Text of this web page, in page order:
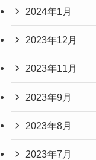
2024年1月
2023年12月
2023年11月
2023年9月
2023年8月
2023年7月